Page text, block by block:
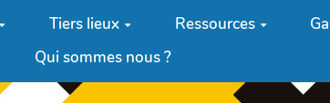
Tiers lieux Ressources
Qui sommes nous ?